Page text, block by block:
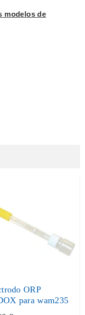
modelos de
ORP
para wam235